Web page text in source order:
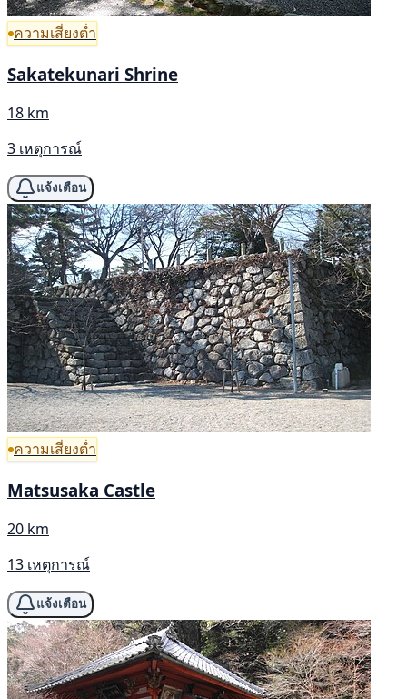
ความเสี่ยงต่ำ
Sakatekunari Shrine
18 km
3 เหตุการณ์
แจ้งเตือน
ความเสี่ยงต่ำ
Matsusaka Castle
20 km
13 เหตุการณ์
แจ้งเตือน